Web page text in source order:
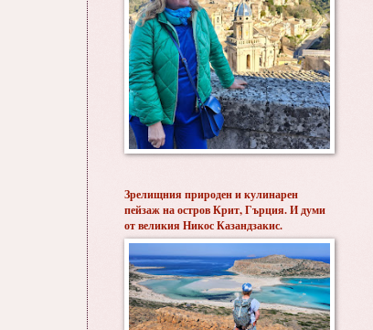
Зрелищния природен и кулинарен
пейзаж на остров Крит, Гърция. И думи
от великия Никос Казандзакис.